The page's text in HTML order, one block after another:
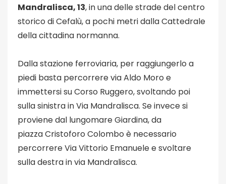
Mandralisca, 13, in una delle strade del centro
storico di Cefalù, a pochi metri dalla Cattedrale
della cittadina normanna.
Dalla stazione ferroviaria, per raggiungerlo a
piedi basta percorrere via Aldo Moro e
immettersi su Corso Ruggero, svoltando poi
sulla sinistra in Via Mandralisca. Se invece si
proviene dal lungomare Giardina, da
piazzaCristoforo Colombo è necessario
percorrere Via Vittorio Emanuele e svoltare
sulla destra in via Mandralisca.